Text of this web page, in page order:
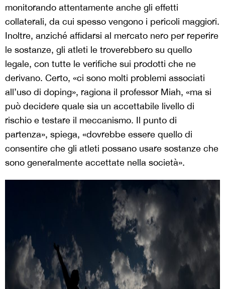
monitorando attentamente anche gli effetti
collaterali, da cui spesso vengono i pericoli maggiori.
Inoltre, anziché affidarsi al mercato nero per reperire
le sostanze, gli atleti le troverebbero su quello
legale, con tutte le verifiche sui prodotti che ne
derivano. Certo, «ci sono molti problemi associati
all’uso di doping», ragiona il professor Miah, «ma si
può decidere quale sia un accettabile livello di
rischio e testare il meccanismo. Il punto di
partenza», spiega, «dovrebbe essere quello di
consentire che gli atleti possano usare sostanze che
sono generalmente accettate nella società».